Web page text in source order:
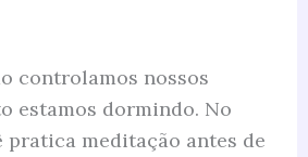
controlamos nossos
estamos dormindo. No
pratica meditação antes de